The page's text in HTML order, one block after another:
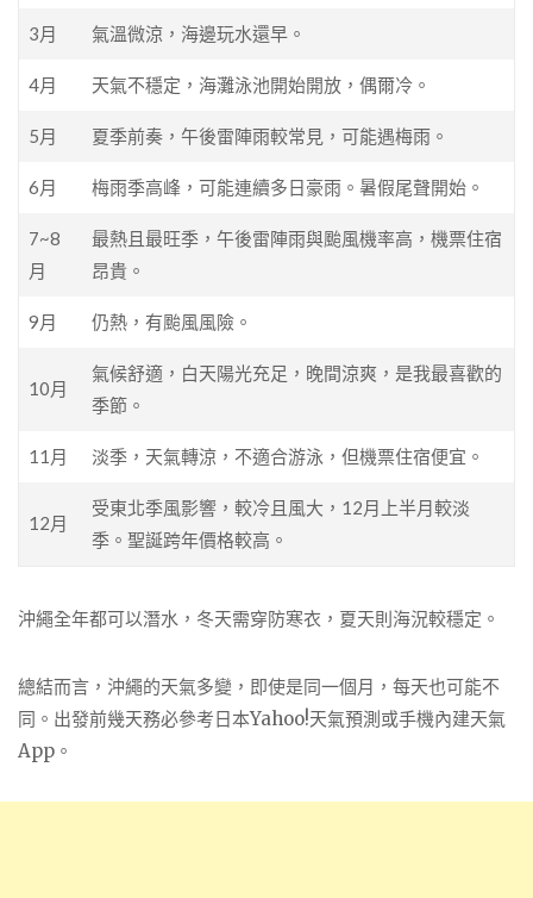
3月 氣溫微涼，海邊玩水還早。
4月 天氣不穩定，海灘泳池開始開放，偶爾冷。
5月 夏季前奏，午後雷陣雨較常見，可能遇梅雨。
6月 梅雨季高峰，可能連續多日豪雨。暑假尾聲開始。
7~8
月
最熱且最旺季，午後雷陣雨與颱風機率高，機票住宿
昂貴。
9月 仍熱，有颱風風險。
10月
氣候舒適，白天陽光充足，晚間涼爽，是我最喜歡的
季節。
11月 淡季，天氣轉涼，不適合游泳，但機票住宿便宜。
12月
受東北季風影響，較冷且風大，12月上半月較淡
季。聖誕跨年價格較高。
沖繩全年都可以潛水，冬天需穿防寒衣，夏天則海況較穩定。
總結而言，沖繩的天氣多變，即使是同一個月，每天也可能不
同。出發前幾天務必參考日本Yahoo!天氣預測或手機內建天氣
App。